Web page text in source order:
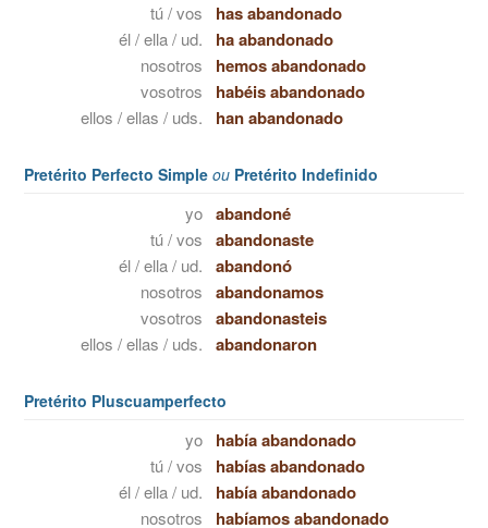
tú / vos has abandonado
él / ella / ud. ha abandonado
nosotros hemos abandonado
vosotros habéis abandonado
ellos / ellas / uds. han abandonado
Pretérito Perfecto Simple ou Pretérito Indefinido
yo abandoné
tú / vos abandonaste
él / ella / ud. abandonó
nosotros abandonamos
vosotros abandonasteis
ellos / ellas / uds. abandonaron
Pretérito Pluscuamperfecto
yo había abandonado
tú / vos habías abandonado
él / ella / ud. había abandonado
nosotros habíamos abandonado